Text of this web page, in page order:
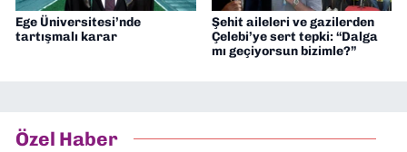
Ege Üniversitesi’nde
tartışmalı karar
Şehit aileleri ve gazilerden
Çelebi’ye sert tepki: “Dalga
mı geçiyorsun bizimle?”
Özel Haber